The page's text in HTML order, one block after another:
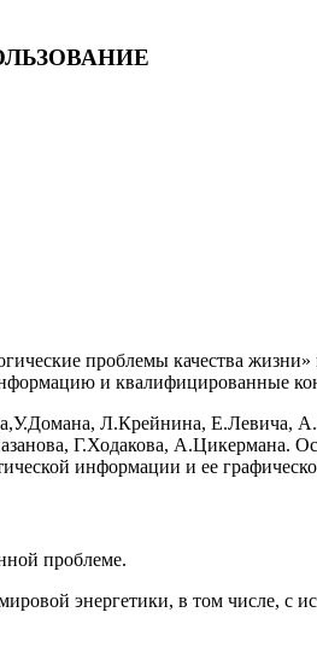
проблемы качества
и квалифицированные
Л.Крейнина, Е.Левича,
Г.Ходакова, А.Цикермана.
информации и ее
проблеме.
энергетики, в том числе, с